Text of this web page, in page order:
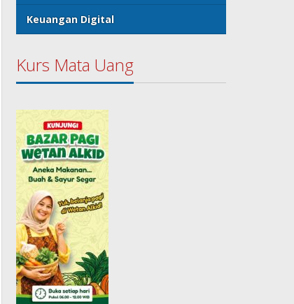
Keuangan Digital
Kurs Mata Uang